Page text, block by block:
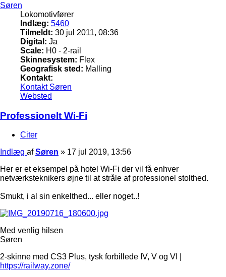
Søren
Lokomotivfører
Indlæg: 5460
Tilmeldt: 30 jul 2011, 08:36
Digital: Ja
Scale: H0 - 2-rail
Skinnesystem: Flex
Geografisk sted: Malling
Kontakt:
Kontakt Søren
Websted
Professionelt Wi-Fi
Citer
Indlæg afSøren » 17 jul 2019, 13:56
Her er et eksempel på hotel Wi-Fi der vil få enhver
netværksteknikers øjne til at stråle af professionel stolthed.
Smukt, i al sin enkelthed... eller noget..!
Med venlig hilsen
Søren
2-skinne med CS3 Plus, tysk forbillede IV, V og VI |
https://railway.zone/